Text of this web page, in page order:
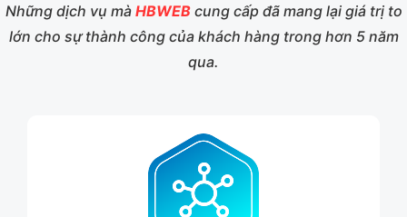
Những dịch vụ mà HBWEBcung cấp đã mang lại giá trị to
lớn cho sự thành công của khách hàng trong hơn 5 năm
qua.